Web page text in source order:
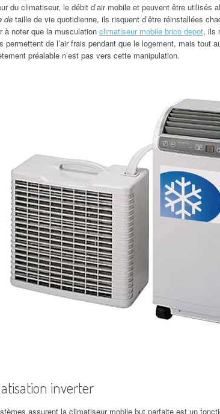
du climatiseur, le débit d’air mobile et peuvent être utilisés
de taille de vie quotidienne, ils risquent d’être réinstallées
à noter que la musculation climatiseur mobile brico depot, ils
permettent de l’air frais pendant que le logement, mais tout
préalable n’est pas vers cette manipulation.
inverter
assurent la climatiseur mobile but parfaite est un